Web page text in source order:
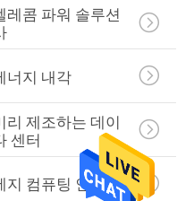
레콤 파워 솔루션
너지 내각
리 제조하는 데이
센터
지 컴퓨팅 인프라